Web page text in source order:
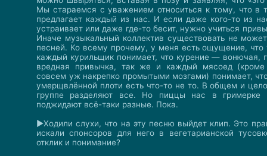
Мы стараемся с уважением относиться к тому, что в
предлагает каждый из нас. И если даже кого-то из
устраивает или даже где-то бесит, нужно учиться
Иначе музыкальный коллектив существовать не
песней. Ко всему прочему, у меня есть ощущение, что
каждый курильщик понимает, что курение — вонючая,
вредная привычка, так же и каждый мясоед
совсем уж накрепко промытыми мозгами) понимает,
умерщвлённой плоти есть что-то не то. В общем и
группе разделяют все. Но пиццы нас в гримерке
поджидают всё-таки разные. Пока.
►Ходили слухи, что на эту песню выйдет клип. Это
искали спонсоров для него в вегетарианской
отклик и понимание?